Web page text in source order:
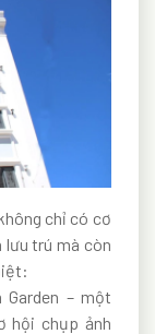
chỉ có cơ
trú mà còn
– một
hội chụp ảnh